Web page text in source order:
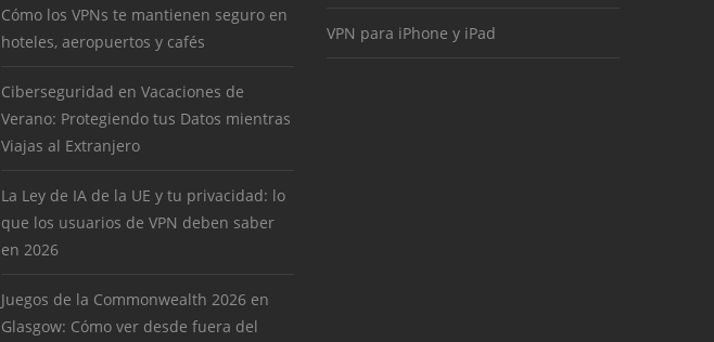
Cómo los VPNs te mantienen seguro en
hoteles, aeropuertos y cafés
Ciberseguridad en Vacaciones de
Verano: Protegiendo tus Datos mientras
Viajas al Extranjero
La Ley de IA de la UE y tu privacidad: lo
que los usuarios de VPN deben saber
en 2026
Juegos de la Commonwealth 2026 en
Glasgow: Cómo ver desde fuera del
VPN para iPhone y iPad